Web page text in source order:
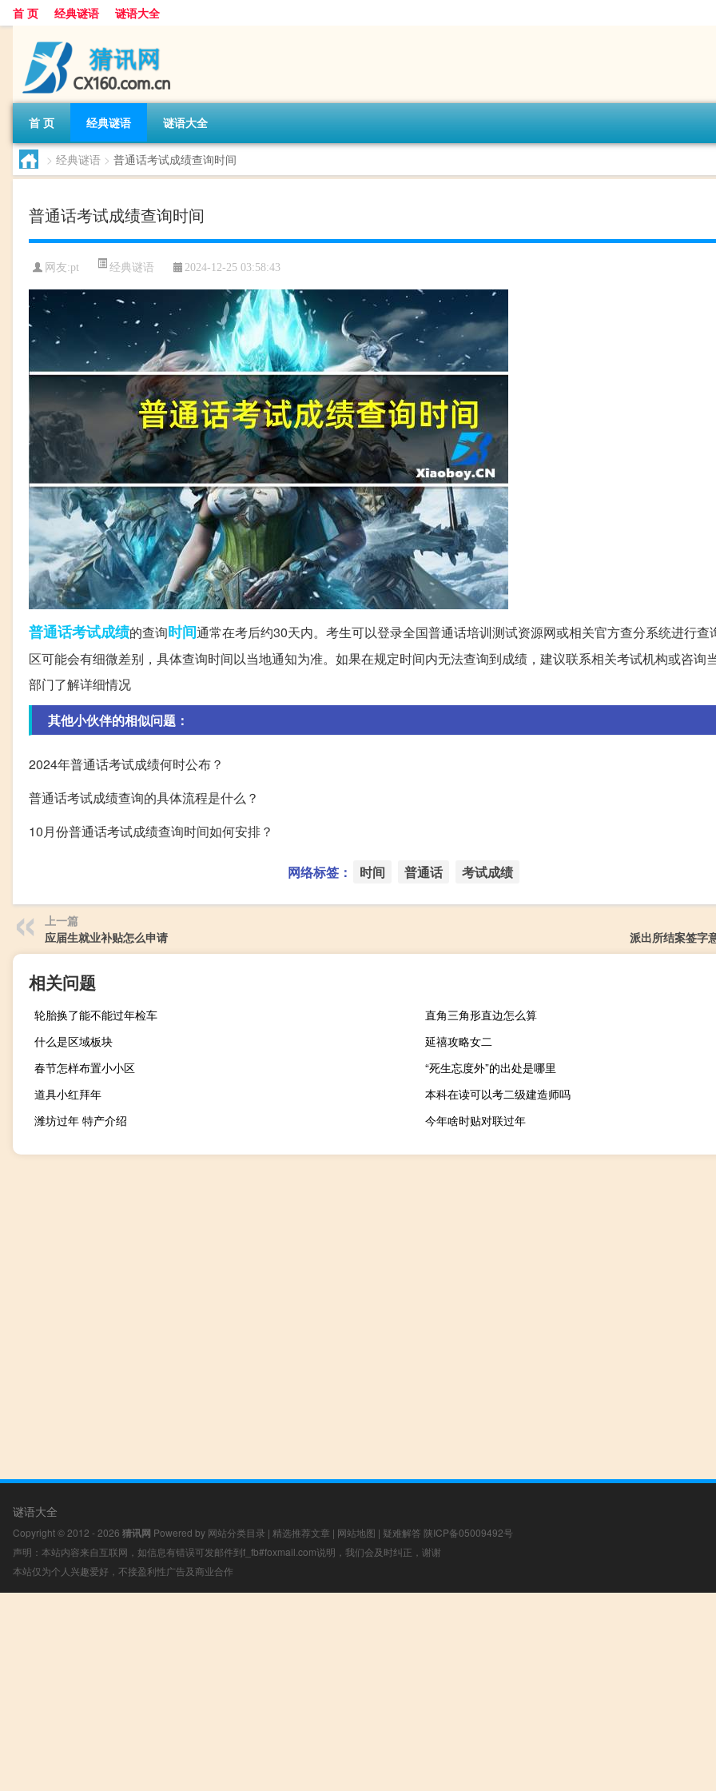
首 页 经典谜语 谜语大全
首 页 经典谜语 谜语大全
> 经典谜语 > 普通话考试成绩查询时间
普通话考试成绩查询时间
网友:pt 经典谜语 2024-12-25 03:58:43
普通话考试成绩的查询时间通常在考后约30天内。考生可以登录全国普通话培训测试资源网或相关官方查分系统进行查
区可能会有细微差别，具体查询时间以当地通知为准。如果在规定时间内无法查询到成绩，建议联系相关考试机构或咨询
部门了解详细情况
其他小伙伴的相似问题：
2024年普通话考试成绩何时公布？
普通话考试成绩查询的具体流程是什么？
10月份普通话考试成绩查询时间如何安排？
网络标签： 时间 普通话 考试成绩
上一篇
应届生就业补贴怎么申请
派出所结案签字
相关问题
轮胎换了能不能过年检车
直角三角形直边怎么算
什么是区域板块
延禧攻略女二
春节怎样布置小小区
“死生忘度外”的出处是哪里
道具小红拜年
本科在读可以考二级建造师吗
潍坊过年 特产介绍
今年啥时贴对联过年
谜语大全
Copyright © 2012 - 2026 猜讯网 Powered by 网站分类目录 | 精选推荐文章 | 网站地图 | 疑难解答 陕ICP备05009492号
声明：本站内容来自互联网，如信息有错误可发邮件到f_fb#foxmail.com说明，我们会及时纠正，谢谢
本站仅为个人兴趣爱好，不接盈利性广告及商业合作